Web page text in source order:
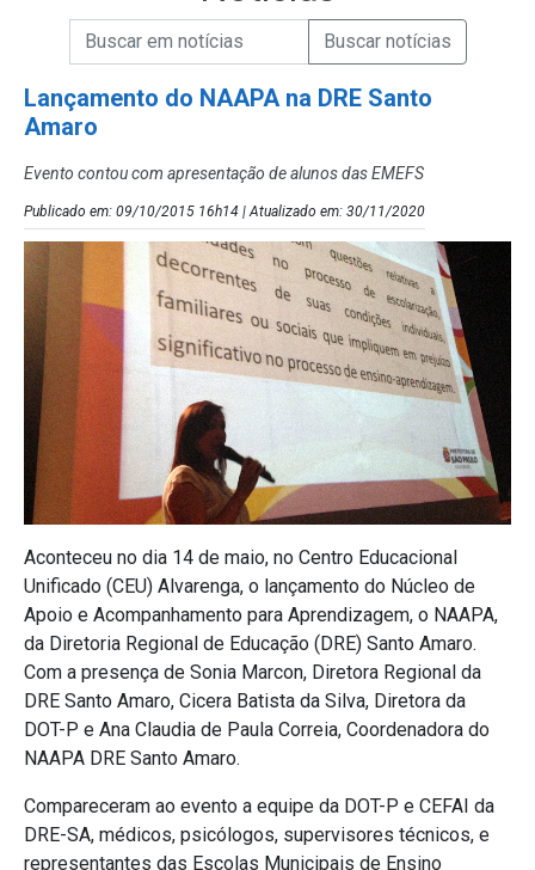
Campo de Busca de Notícias
Campo de Busca de informaçõesEnviar a Busca de Notícias
Lançamento do NAAPA na DRE Santo
Amaro
Evento contou com apresentação de alunos das EMEFS
Publicado em: 09/10/2015 16h14 | Atualizado em: 30/11/2020
Aconteceu no dia 14 de maio, no Centro Educacional
Unificado (CEU) Alvarenga, o lançamento do Núcleo de
Apoio e Acompanhamento para Aprendizagem, o NAAPA,
da Diretoria Regional de Educação (DRE) Santo Amaro.
Com a presença de Sonia Marcon, Diretora Regional da
DRE Santo Amaro, Cicera Batista da Silva, Diretora da
DOT-P e Ana Claudia de Paula Correia, Coordenadora do
NAAPA DRE Santo Amaro.
Compareceram ao evento a equipe da DOT-P e CEFAI da
DRE-SA, médicos, psicólogos, supervisores técnicos, e
representantes das Escolas Municipais de Ensino